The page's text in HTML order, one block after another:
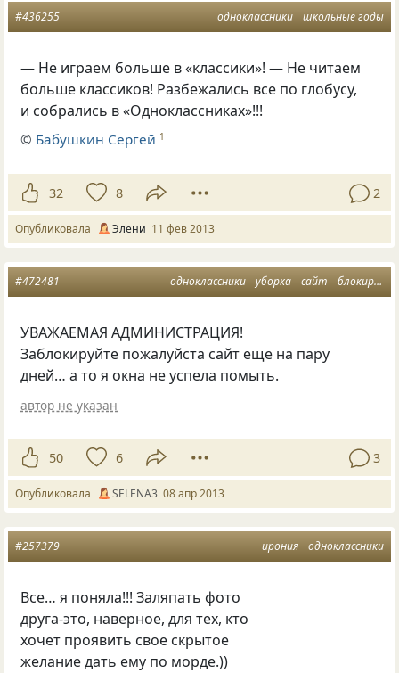
одноклассники школьные годы
#436255
— Не играем больше в «классики»! — Не читаем
больше классиков! Разбежались все по глобусу,
и собрались в «Одноклассниках»!!!
© Бабушкин Сергей 1
32 8 2
Опубликовала Элени 11 фев 2013
одноклассники уборка сайт блокировка
#472481
УВАЖАЕМАЯ АДМИНИСТРАЦИЯ!
Заблокируйте пожалуйста сайт еще на пару
дней… а то я окна не успела помыть.
автор не указан
50 6 3
Опубликовала SELENA3 08 апр 2013
ирония одноклассники
#257379
Все… я поняла!!! Заляпать фото
друга-это, наверное, для тех, кто
хочет проявить свое скрытое
желание дать ему по морде.))